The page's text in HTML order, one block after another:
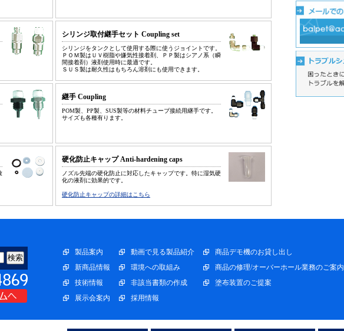
シリンジ取付継手セット Coupling set
シリンジをタンクとして使用する際に使うジョイントです。
ＰＯＭ製はＵＶ樹脂や嫌気性接着剤、ＰＰ製はシアノ系（瞬
間接着剤）液剤使用時に最適です。
ＳＵＳ製は耐久性はもちろん溶剤にも使用できます。
継手 Coupling
POM製、PP製、SUS製等の材料チューブ接続用継手です。
サイズも各種有ります。
硬化防止キャップ Anti-hardening caps
ノズル先端の硬化防止に対応したキャップです。特に湿気硬
化の液剤に効果的です。
硬化防止キャップの詳細はこちら
製品案内
新商品情報
技術情報
展示会案内
動画で見る製品紹介
環境への取組み
非該当書類の作成
採用情報
商品デモ機のお貸し出し
商品の修理/オーバーホール業務のご案内
塗布装置のご提案